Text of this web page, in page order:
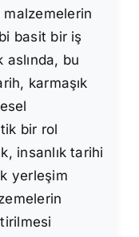
malzemelerin
basit bir iş
bu
karmaşık
bir rol
insanlık tarihi
yerleşim